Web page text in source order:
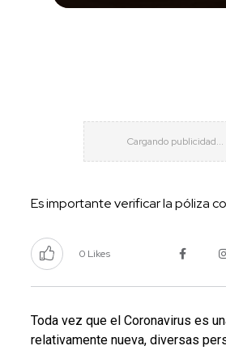
Es importante verificar la póliza
0 Likes
Toda vez que el Coronavirus es
relativamente nueva, diversas